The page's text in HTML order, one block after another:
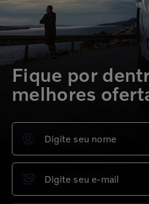
Fique por
melhores